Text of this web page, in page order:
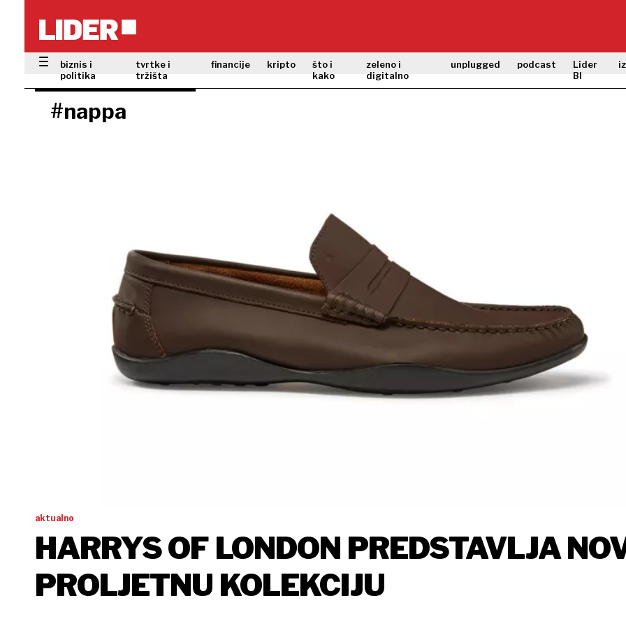
biznis i
politika
tvrtke i
tržišta
financije kripto
što i
kako
zeleno i
digitalno
unplugged podcast
Lider
BI
#nappa
aktualno
HARRYS OF LONDON PREDSTAVLJA
PROLJETNU KOLEKCIJU